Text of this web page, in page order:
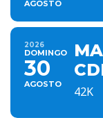
AGOSTO
2026
DOMINGO
30
AGOSTO 42K